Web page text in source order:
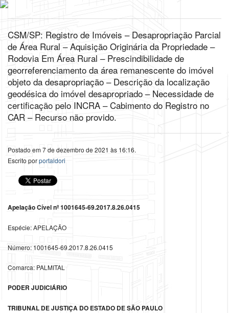
CSM/SP: Registro de Imóveis – Desapropriação Parcial
de Área Rural – Aquisição Originária da Propriedade –
Rodovia Em Área Rural – Prescindibilidade de
georreferenciamento da área remanescente do imóvel
objeto da desapropriação – Descrição da localização
geodésica do imóvel desapropriado – Necessidade de
certificação pelo INCRA – Cabimento do Registro no
CAR – Recurso não provido.
Postado em 7 de dezembro de 2021 às 16:16.
Escrito porportaldori
Apelação Cível nº 1001645-69.2017.8.26.0415
Espécie: APELAÇÃO
Número: 1001645-69.2017.8.26.0415
Comarca: PALMITAL
PODER JUDICIÁRIO
TRIBUNAL DE JUSTIÇA DO ESTADO DE SÃO PAULO